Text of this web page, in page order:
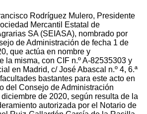
Rodríguez Mulero, Presidente
Mercantil Estatal de
SA (SEIASA), nombrado por
de Administración de fecha 1 de
que actúa en nombre y
la misma, con CIF n.º A-82535303 y
en Madrid, c/ José Abascal n.º 4, 6.ª
bastantes para este acto en
del Consejo de Administración
de 2020, según resulta de la
autorizada por el Notario de